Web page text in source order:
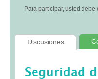
Para participar, usted debe
Discusiones
Seguridad